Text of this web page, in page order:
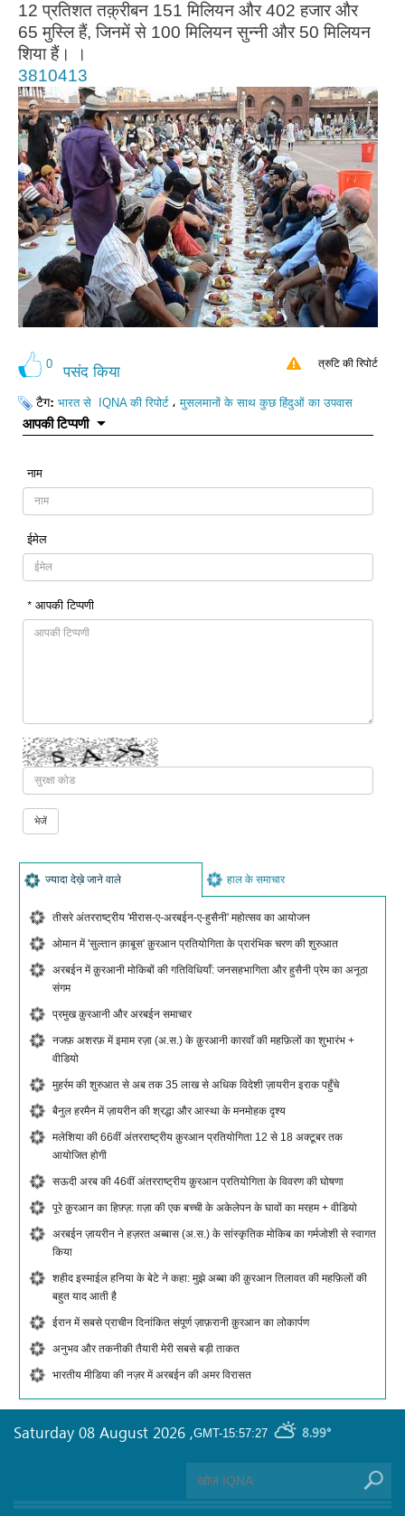
12 प्रतिशत तक़्रीबन 151 मिलियन और 402 हजार और
65 मुस्लि हैं, जिनमें से 100 मिलियन सुन्नी और 50 मिलियन
शिया हैं। ।
3810413
0 पसंद किया त्रुटि की रिपोर्ट
टैग: भारत से IQNA की रिपोर्ट،मुसलमानों के साथ कुछ हिंदुओं का उपवास
आपकी टिप्पणी
नाम
ईमेल
* आपकी टिप्पणी
ज्यादा देख़े जाने वाले हाल के समाचार
तीसरे अंतरराष्ट्रीय 'मीरास-ए-अरबईन-ए-हुसैनी' महोत्सव का आयोजन
ओमान में 'सुल्तान क़ाबूस' क़ुरआन प्रतियोगिता के प्रारंभिक चरण की शुरुआत
अरबईन में क़ुरआनी मोकिबों की गतिविधियाँ: जनसहभागिता और हुसैनी प्रेम का अनूठा
संगम
प्रमुख क़ुरआनी और अरबईन समाचार
नजफ़ अशरफ़ में इमाम रज़ा (अ.स.) के क़ुरआनी कारवाँ की महफ़िलों का शुभारंभ +
वीडियो
मुहर्रम की शुरुआत से अब तक 35 लाख से अधिक विदेशी ज़ायरीन इराक पहुँचे
बैनुल हरमैन में ज़ायरीन की श्रद्धा और आस्था के मनमोहक दृश्य
मलेशिया की 66वीं अंतरराष्ट्रीय क़ुरआन प्रतियोगिता 12 से 18 अक्टूबर तक
आयोजित होगी
सऊदी अरब की 46वीं अंतरराष्ट्रीय क़ुरआन प्रतियोगिता के विवरण की घोषणा
पूरे क़ुरआन का हिफ़्ज़: ग़ज़ा की एक बच्ची के अकेलेपन के घावों का मरहम + वीडियो
अरबईन ज़ायरीन ने हज़रत अब्बास (अ.स.) के सांस्कृतिक मोकिब का गर्मजोशी से स्वागत
किया
शहीद इस्माईल हनिया के बेटे ने कहा: मुझे अब्बा की क़ुरआन तिलावत की महफ़िलों की
बहुत याद आती है
ईरान में सबसे प्राचीन दिनांकित संपूर्ण ज़ाफ़रानी क़ुरआन का लोकार्पण
अनुभव और तकनीकी तैयारी मेरी सबसे बड़ी ताकत
भारतीय मीडिया की नज़र में अरबईन की अमर विरासत
GMT-15:57:27 8.99°
Saturday 08 August 2026 ,